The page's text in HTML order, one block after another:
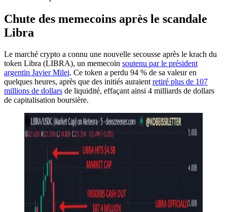
Chute des memecoins après le scandale
Libra
Le marché crypto a connu une nouvelle secousse après le krach du
token Libra (LIBRA), un memecoin soutenu par le président
argentin Javier Milei. Ce token a perdu 94 % de sa valeur en
quelques heures, après que des initiés auraient retiré plus de 107
millions de dollars de liquidité, effaçant ainsi 4 milliards de dollars
de capitalisation boursière.